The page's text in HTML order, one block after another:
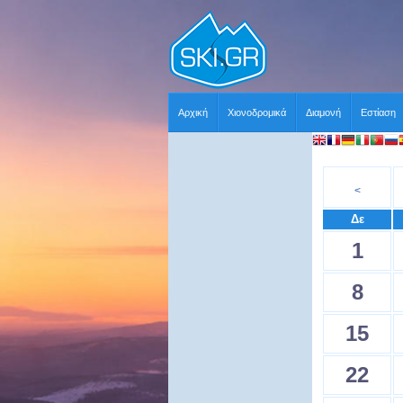
Αρχική Χιονοδρομικά Διαμονή Εστίαση
<
Δε
1
8
15
22